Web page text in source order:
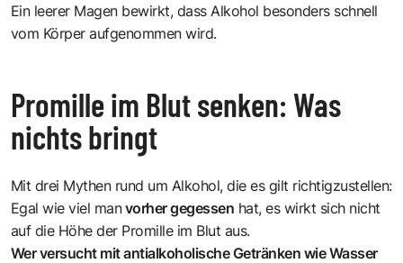
Ein leerer Magen bewirkt, dass Alkohol besonders schnell
vom Körper aufgenommen wird.
Promille im Blut senken: Was
nichts bringt
Mit drei Mythen rund um Alkohol, die es gilt richtigzustellen:
Egal wie viel manvorher gegessen hat, es wirkt sich nicht
auf die Höhe der Promille im Blut aus.
Wer versucht mit antialkoholische Getränken wie Wasser